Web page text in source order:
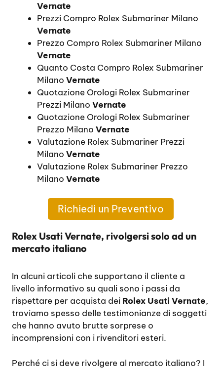
Vernate
Prezzi Compro Rolex Submariner Milano
Vernate
Prezzo Compro Rolex Submariner Milano
Vernate
Quanto Costa Compro Rolex Submariner
Milano Vernate
Quotazione Orologi Rolex Submariner
Prezzi Milano Vernate
Quotazione Orologi Rolex Submariner
Prezzo Milano Vernate
Valutazione Rolex Submariner Prezzi
Milano Vernate
Valutazione Rolex Submariner Prezzo
Milano Vernate
Richiedi un Preventivo
Rolex Usati Vernate, rivolgersi solo ad un
mercato italiano
In alcuni articoli che supportano il cliente a
livello informativo su quali sono i passi da
rispettare per acquista dei Rolex Usati Vernate,
troviamo spesso delle testimonianze di soggetti
che hanno avuto brutte sorprese o
incomprensioni con i rivenditori esteri.
Perché ci si deve rivolgere al mercato italiano? I